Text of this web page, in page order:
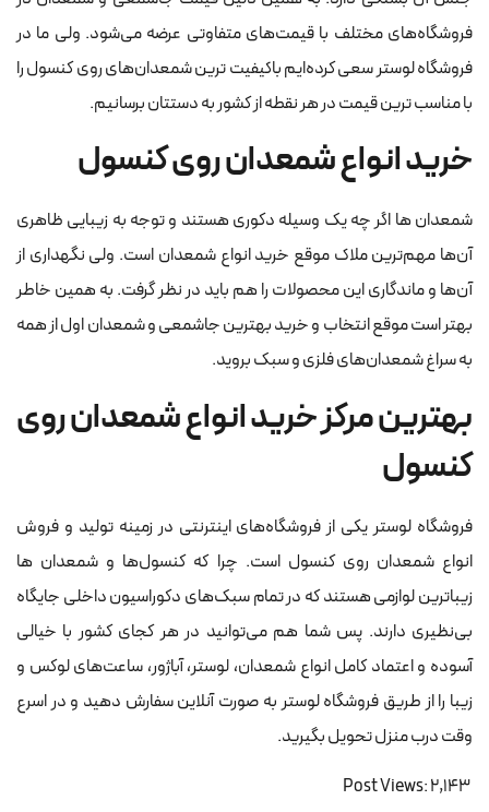
فروشگاه‌های مختلف با قیمت‌های متفاوتی عرضه می‌شود‌. ولی ما در
فروشگاه لوستر سعی کرده‌ایم باکیفیت ترین شمعدان‌های روی کنسول را
با مناسب ترین قیمت در هر نقطه از کشور به دستتان برسانیم.‌
خرید انواع شمعدان روی کنسول
شمعدان ها اگر چه یک وسیله دکوری هستند و توجه به زیبایی ظاهری
آن‌ها مهم‌ترین ملاک موقع خرید انواع شمعدان است. ولی نگهداری از
آن‌ها و ماندگاری این محصولات را هم باید در نظر گرفت. به همین خاطر
بهتر است‌ موقع انتخاب و خرید بهترین جاشمعی و شمعدان اول از همه
به سراغ شمعدان‌های فلزی و سبک بروید.
بهترین مرکز خرید انواع شمعدان روی
کنسول
فروشگاه لوستر یکی از فروشگاه‌های اینترنتی در زمینه تولید و فروش
انواع شمعدان روی کنسول است. چرا که کنسول‌ها و شمعدان ها
زیباترین لوازمی هستند که در تمام سبک‌های دکوراسیون داخلی جایگاه
بی‌نظیری دارند. پس شما هم می‌توانید در هر کجای کشور با خیالی
آسوده و اعتماد کامل انواع شمعدان، لوستر، آباژور، ساعت‌های لوکس و
زیبا را از طریق فروشگاه لوستر به صورت آنلاین سفارش دهید و در اسرع
وقت درب منزل تحویل بگیرید.
Post Views:2,143